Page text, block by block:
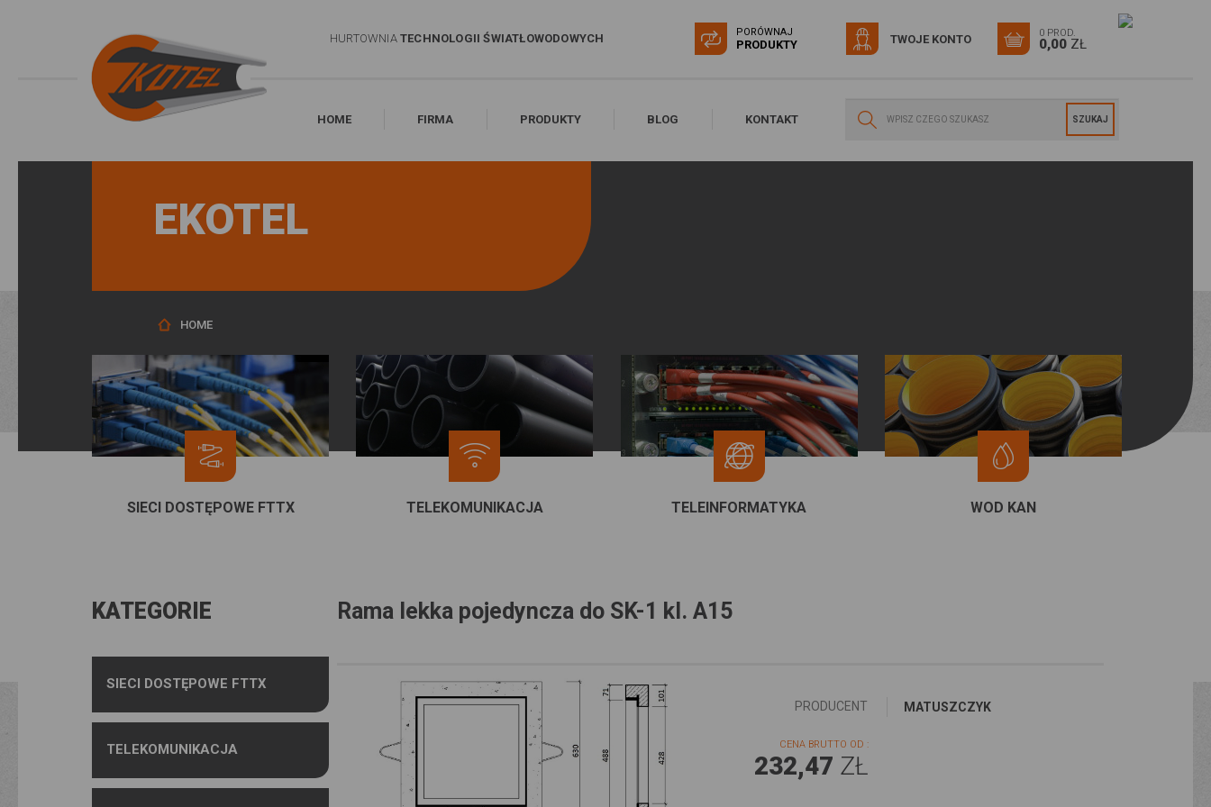
HURTOWNIA TECHNOLOGII ŚWIATŁOWODOWYCH 0
PORÓWNAJ
PRODUKTY TWOJE KONTO 0 PROD.
0,00ZŁ
HOME FIRMA PRODUKTY BLOG KONTAKT
EKOTEL
HOME
SIECI DOSTĘPOWE FTTX TELEKOMUNIKACJA TELEINFORMATYKA WOD KAN
KATEGORIE
SIECI DOSTĘPOWE FTTX
TELEKOMUNIKACJA
Rama lekka pojedyncza do SK-1 kl. A15
PRODUCENT MATUSZCZYK
CENA BRUTTO OD :
232,47 ZŁ